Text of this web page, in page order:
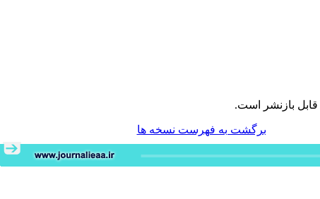
قابل بازنشر است.
برگشت به فهرست نسخه ها